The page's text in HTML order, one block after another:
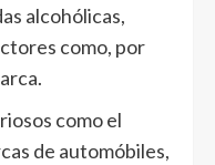
alcohólicas,
como, por
como el
de automóbiles,